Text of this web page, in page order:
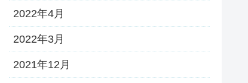
2022年4月
2022年3月
2021年12月